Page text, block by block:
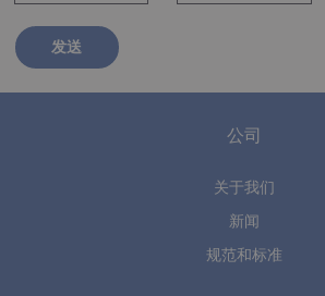
发送
公司
关于我们
新闻
规范和标准